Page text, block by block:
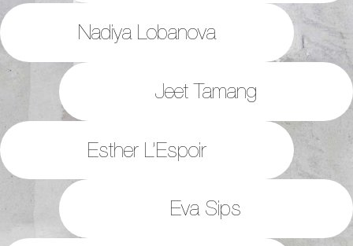
Nadiya Lobanova
Jeet Tamang
Esther L’Espoir
Eva Sips